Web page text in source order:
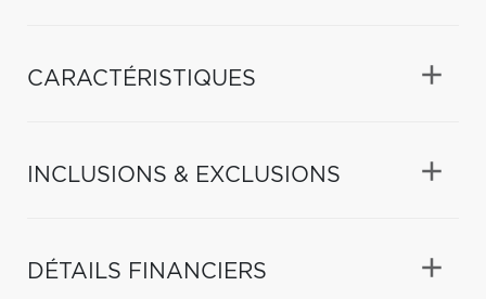
CARACTÉRISTIQUES
INCLUSIONS & EXCLUSIONS
DÉTAILS FINANCIERS